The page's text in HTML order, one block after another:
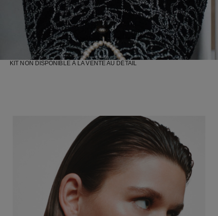
KIT NON DISPONIBLE À LA VENTE AU DÉTAIL